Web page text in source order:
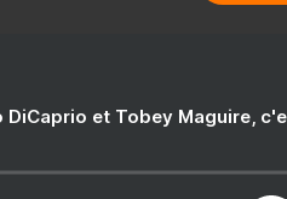
DiCaprio et Tobey Maguire,